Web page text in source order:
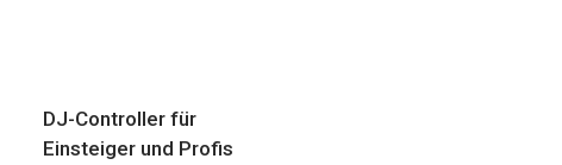
DJ-Controller für
Einsteiger und Profis